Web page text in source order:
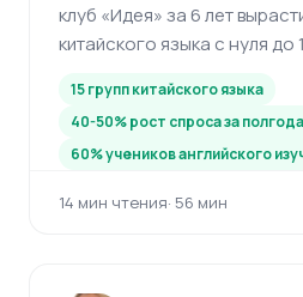
клуб «Идея» за 6 лет
китайского языка с нуля до
культуру и летние лагеря в
15 групп китайского языка
40-50% рост спроса за полгода
60% учеников английского
14 мин чтения· 56 мин